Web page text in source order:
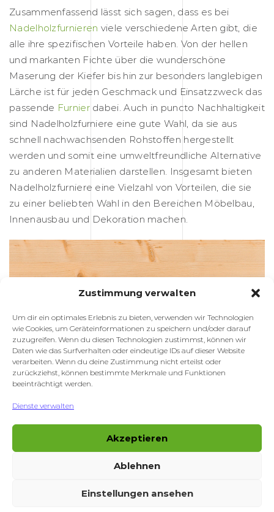
Zustimmung verwalten
Um dir ein optimales Erlebnis zu bieten, verwenden wir Technologien
wie Cookies, um Geräteinformationen zu speichern und/oder darauf
zuzugreifen. Wenn du diesen Technologien zustimmst, können wir
Daten wie das Surfverhalten oder eindeutige IDs auf dieser Website
verarbeiten. Wenn du deine Zustimmung nicht erteilst oder
zurückziehst, können bestimmte Merkmale und Funktionen
beeinträchtigt werden.
Dienste verwalten
Akzeptieren
Ablehnen
Einstellungen ansehen
Zusammenfassend lässt sich sagen, dass es bei
Nadelholzfurnieren viele verschiedene Arten gibt, die
alle ihre spezifischen Vorteile haben. Von der hellen
und markanten Fichte über die wunderschöne
Maserung der Kiefer bis hin zur besonders langlebigen
Lärche ist für jeden Geschmack und Einsatzzweck das
passende Furnierdabei. Auch in puncto Nachhaltigkeit
sind Nadelholzfurniere eine gute Wahl, da sie aus
schnell nachwachsenden Rohstoffen hergestellt
werden und somit eine umweltfreundliche Alternative
zu anderen Materialien darstellen. Insgesamt bieten
Nadelholzfurniere eine Vielzahl von Vorteilen, die sie
zu einer beliebten Wahl in den Bereichen Möbelbau,
Innenausbau und Dekoration machen.
News